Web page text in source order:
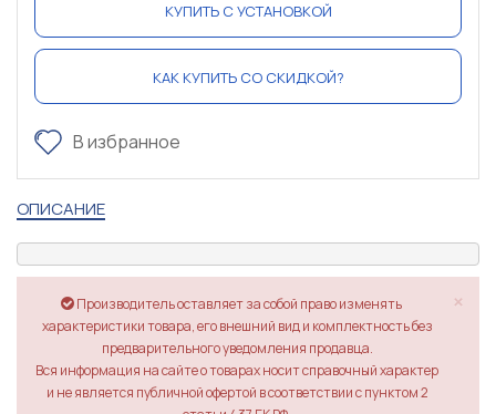
КУПИТЬ С УСТАНОВКОЙ
КАК КУПИТЬ СО СКИДКОЙ?
В избранное
ОПИСАНИЕ
×
Производитель оставляет за собой право изменять
характеристики товара, его внешний вид и комплектность без
предварительного уведомления продавца.
Вся информация на сайте о товарах носит справочный характер
и не является публичной офертой в соответствии с пунктом 2